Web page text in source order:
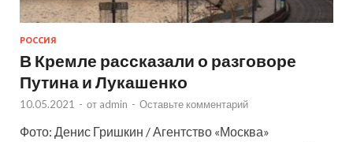
РОССИЯ
В Кремле рассказали о разговоре
Путина и Лукашенко
10.05.2021 - от admin - Оставьте комментарий
Фото: Денис Гришкин / Агентство «Москва»